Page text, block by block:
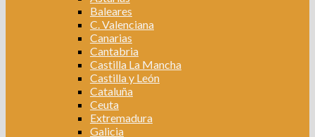
Baleares
C. Valenciana
Canarias
Cantabria
Castilla La Mancha
Castilla y León
Cataluña
Ceuta
Extremadura
Galicia